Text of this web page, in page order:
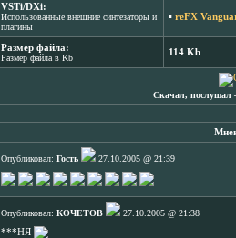
VSTi/DXi:
Использованные внешние синтезаторы и
плагины
▪ reFX
Размер файла:
Размер файла в Kb
114 Kb
Скачал, послушал
Опубликовал: Гость 27.10.2005 @ 21:39
Опубликовал: КОЧЕТОВ
27.10.2005 @ 21:38
***НЯ